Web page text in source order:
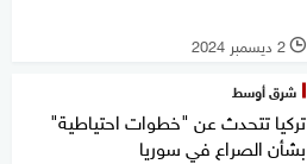
l 2 ديسمبر 2024
شرق أوسط
تركيا تتحدث عن "خطوات احتياطية"
بشأن الصراع في سوريا